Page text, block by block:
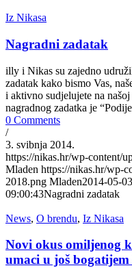
Iz Nikasa
Nagradni zadatak
illy i Nikas su zajedno
zadatak kako bismo Vas,
i aktivno sudjelujete na
nagradnog zadatka je
0 Comments
/
3. svibnja 2014.
https://nikas.hr/wp-content/
Mladen https://nikas.hr/wp-
2018.png Mladen2014-05-
09:00:43Nagradni zadatak
News, O brendu, Iz Nikasa
Novi okus omiljenog
umaci u još